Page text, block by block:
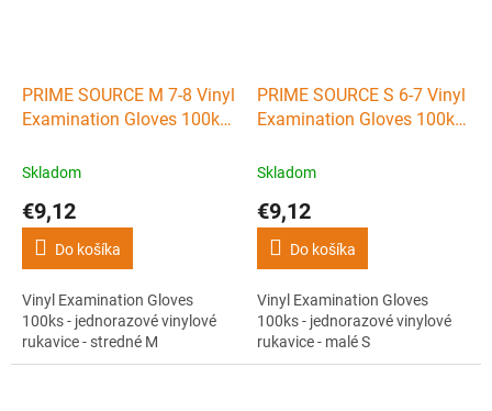
PRIME SOURCE M 7-8 Vinyl
Examination Gloves 100ks
rukavice - stredné M
Skladom
€9,12
Do košíka
Vinyl Examination Gloves
100ks - jednorazové vinylové
rukavice - stredné M
PRIME SOURCE S 6-7 Vinyl
Examination Gloves 100ks
rukavice - malé S
Skladom
€9,12
Do košíka
Vinyl Examination Gloves
100ks - jednorazové vinylové
rukavice - malé S